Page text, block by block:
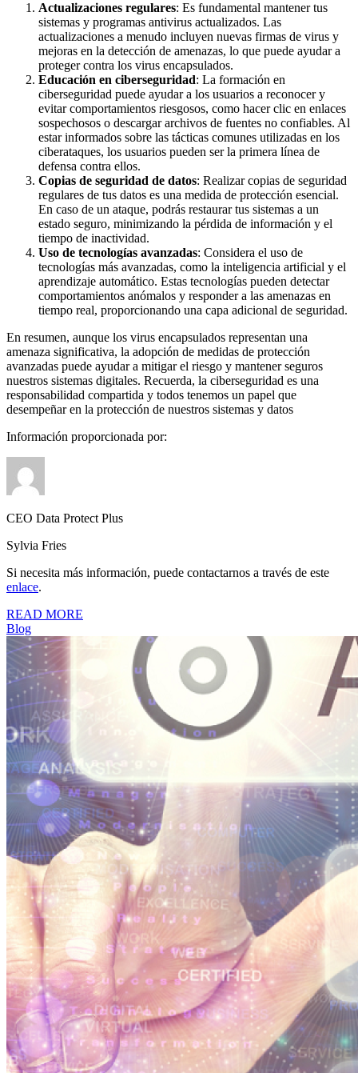
Actualizaciones regulares: Es fundamental mantener tus
sistemas y programas antivirus actualizados. Las
actualizaciones a menudo incluyen nuevas firmas de virus y
mejoras en la detección de amenazas, lo que puede ayudar a
proteger contra los virus encapsulados.
Educación en ciberseguridad: La formación en
ciberseguridad puede ayudar a los usuarios a reconocer y
evitar comportamientos riesgosos, como hacer clic en enlaces
sospechosos o descargar archivos de fuentes no confiables. Al
estar informados sobre las tácticas comunes utilizadas en los
ciberataques, los usuarios pueden ser la primera línea de
defensa contra ellos.
Copias de seguridad de datos: Realizar copias de seguridad
regulares de tus datos es una medida de protección esencial.
En caso de un ataque, podrás restaurar tus sistemas a un
estado seguro, minimizando la pérdida de información y el
tiempo de inactividad.
Uso de tecnologías avanzadas: Considera el uso de
tecnologías más avanzadas, como la inteligencia artificial y el
aprendizaje automático. Estas tecnologías pueden detectar
comportamientos anómalos y responder a las amenazas en
tiempo real, proporcionando una capa adicional de seguridad.
En resumen, aunque los virus encapsulados representan una
amenaza significativa, la adopción de medidas de protección
avanzadas puede ayudar a mitigar el riesgo y mantener seguros
nuestros sistemas digitales. Recuerda, la ciberseguridad es una
responsabilidad compartida y todos tenemos un papel que
desempeñar en la protección de nuestros sistemas y datos
Información proporcionada por:
CEO Data Protect Plus
Sylvia Fries
Si necesita más información, puede contactarnos a través de este
enlace.
READ MORE
Blog